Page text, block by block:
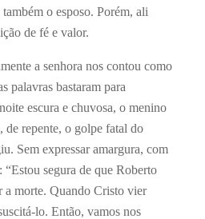
o esposo. Porém, ali
de fé e valor.
a senhora nos contou como
palavras bastaram para
escura e chuvosa, o menino
de repente, o golpe fatal do
Sem expressar amargura, com
“Estou segura de que Roberto
a morte. Quando Cristo vier
lo. Então, vamos nos